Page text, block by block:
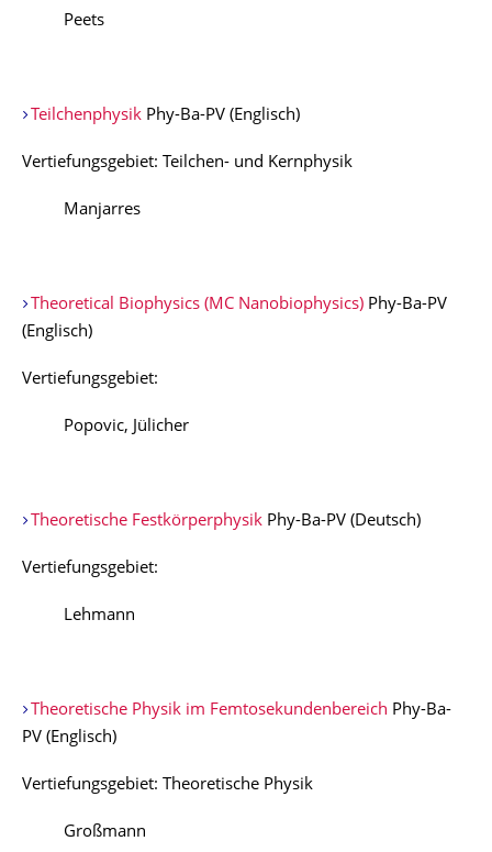
Peets
Teilchenphysik Phy-Ba-PV (Englisch)
Vertiefungsgebiet: Teilchen- und Kernphysik
Manjarres
Theoretical Biophysics (MC Nanobiophysics) Phy-Ba-PV
(Englisch)
Vertiefungsgebiet:
Popovic, Jülicher
Theoretische Festkörperphysik Phy-Ba-PV (Deutsch)
Vertiefungsgebiet:
Lehmann
Theoretische Physik im Femtosekundenbereich Phy-Ba-
PV (Englisch)
Vertiefungsgebiet: Theoretische Physik
Großmann